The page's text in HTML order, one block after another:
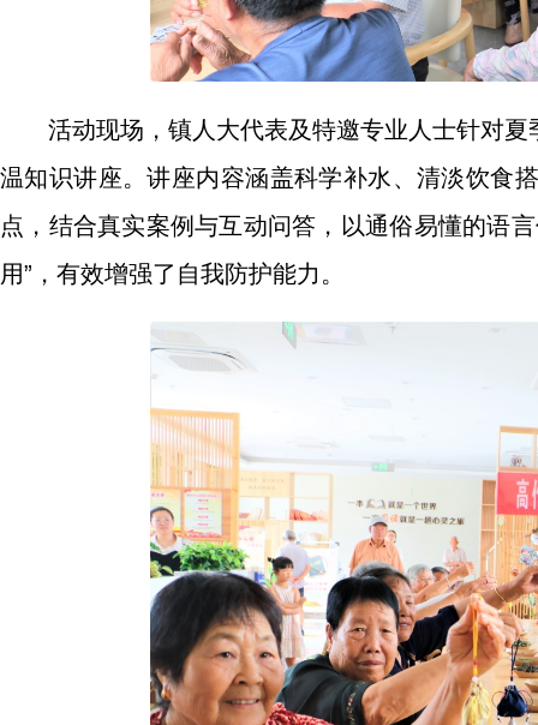
活动现场，镇人大代表及特邀专业人士针对
温知识讲座。讲座内容涵盖科学补水、清淡饮食
点，结合真实案例与互动问答，以通俗易懂的语
用”，有效增强了自我防护能力。